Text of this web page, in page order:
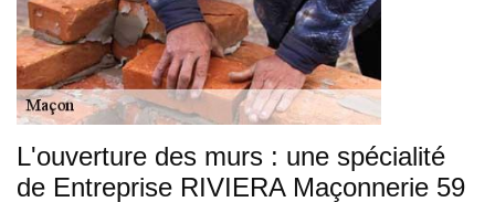
L'ouverture des murs : une spécialité
de Entreprise RIVIERA Maçonnerie 59